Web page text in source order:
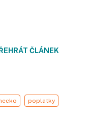
ČLÁNEK
poplatky